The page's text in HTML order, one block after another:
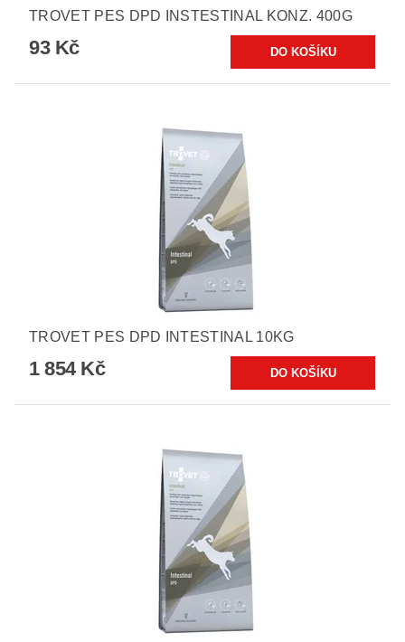
TROVET PES DPD INSTESTINAL KONZ. 400G
93 Kč
TROVET PES DPD INTESTINAL 10KG
1 854 Kč